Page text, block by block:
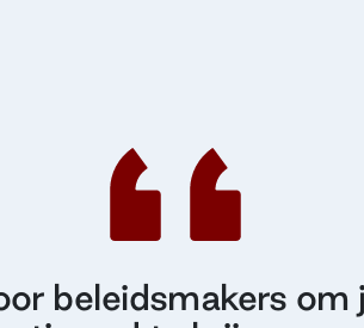
beleidsmakers om